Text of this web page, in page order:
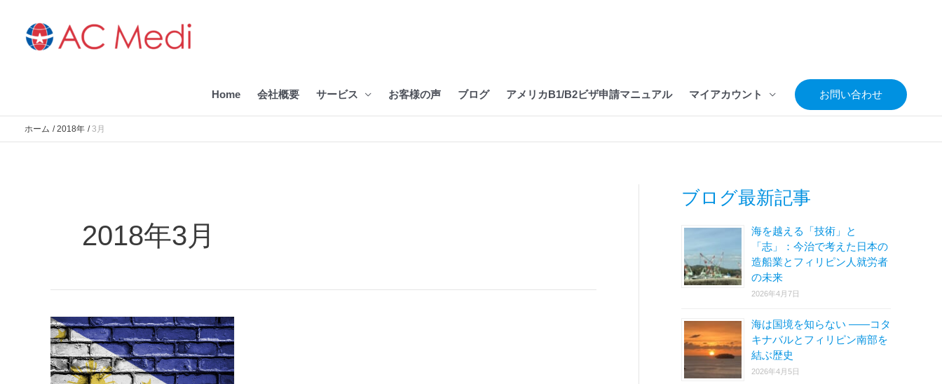
Home 会社概要 サービス お客様の声 ブログ アメリカB1/B2ビザ申請マニュアル マイアカウント お問い合わせ
ホーム 2018年 3月
2018年3月
【フ
ィ
リ
ピ
ブログ最新記事
海を越える「技術」と
「志」：今治で考えた日本の
造船業とフィリピン人就労者
の未来
2026年4月7日
海は国境を知らない ――コタ
キナバルとフィリピン南部を
結ぶ歴史
2026年4月5日